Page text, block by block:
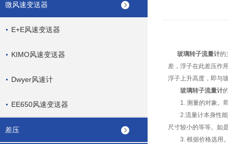
微风速变送器
E+E风速变送器
KIMO风速变送器
Dwyer风速计
EE650风速变送器
差压
玻璃转子流量计的
差，浮子在此差压作
浮子上升高度，即与
玻璃转子流量计
1. 测量的对象。即
2.流量计本身性能
尺寸较小的等等。如
3. 根据价格选用。